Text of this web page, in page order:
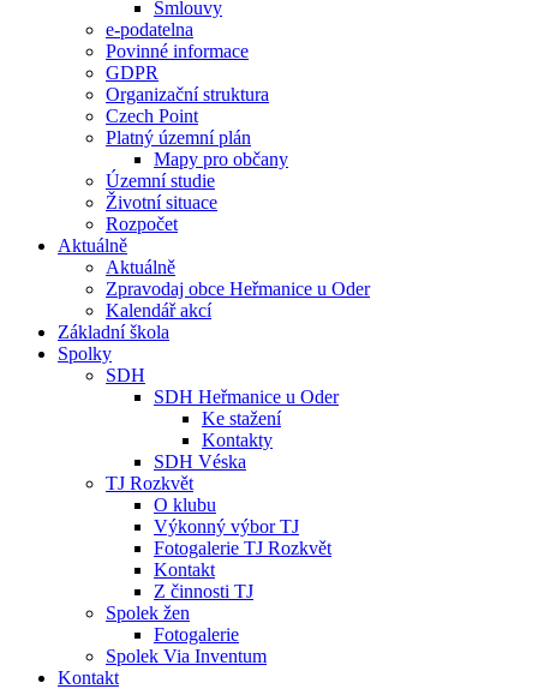
Smlouvy
e-podatelna
Povinné informace
GDPR
Organizační struktura
Czech Point
Platný územní plán
Mapy pro občany
Územní studie
Životní situace
Rozpočet
Aktuálně
Aktuálně
Zpravodaj obce Heřmanice u Oder
Kalendář akcí
Základní škola
Spolky
SDH
SDH Heřmanice u Oder
Ke stažení
Kontakty
SDH Véska
TJ Rozkvět
O klubu
Výkonný výbor TJ
Fotogalerie TJ Rozkvět
Kontakt
Z činnosti TJ
Spolek žen
Fotogalerie
Spolek Via Inventum
Kontakt